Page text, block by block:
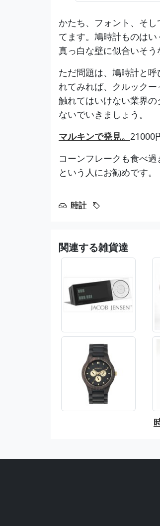
かたち、フォント、そ
てます。鳩時計ものは
真っ白な壁に似合いそう
ただ問題は、鳩時計と
れてみれば、クルックー
触れてはいけない業界
ないでいきましょう。
マルキンで発見。 21000
コーンフレークも食べ過
という人にお勧めです。
時計
関連する雑貨達